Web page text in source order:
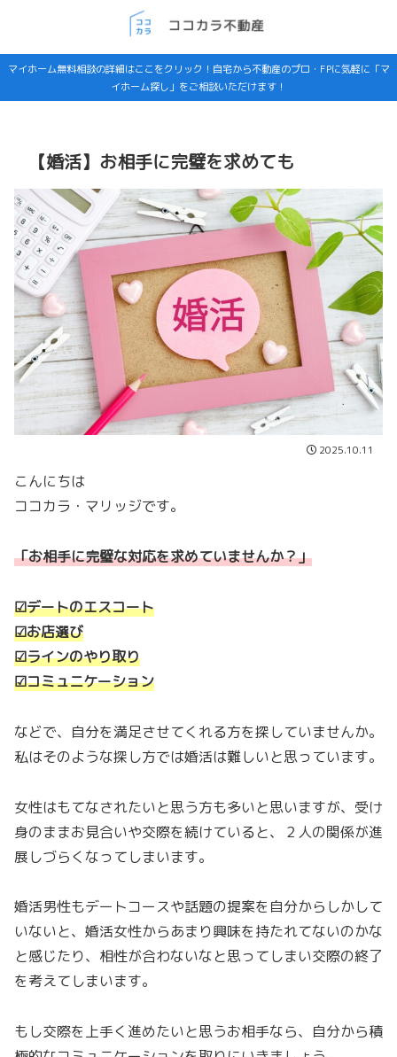
マイホーム無料相談の詳細はここをクリック！自宅から不動産のプロ・FPに気軽に「マ
イホーム探し」をご相談いただけます！
【婚活】お相手に完璧を求めても
2025.10.11
こんにちは
ココカラ・マリッジです。
「お相手に完璧な対応を求めていませんか？」
☑デートのエスコート
☑お店選び
☑ラインのやり取り
☑コミュニケーション
などで、自分を満足させてくれる方を探していませんか。
私はそのような探し方では婚活は難しいと思っています。
女性はもてなされたいと思う方も多いと思いますが、受け
身のままお見合いや交際を続けていると、２人の関係が進
展しづらくなってしまいます。
婚活男性もデートコースや話題の提案を自分からしかして
いないと、婚活女性からあまり興味を持たれてないのかな
と感じたり、相性が合わないなと思ってしまい交際の終了
を考えてしまいます。
もし交際を上手く進めたいと思うお相手なら、自分から積